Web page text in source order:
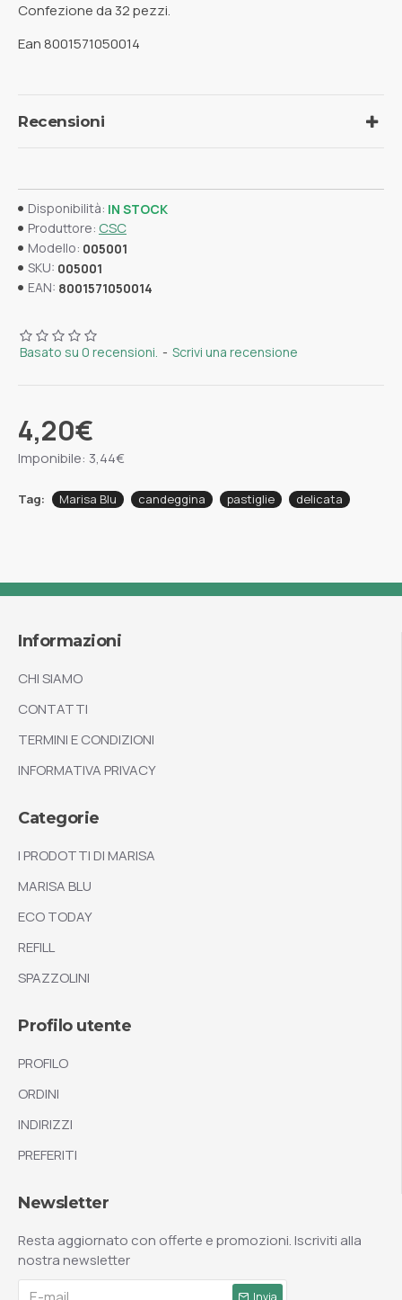
Confezione da 32 pezzi.
Ean 8001571050014
Recensioni
Disponibilità: IN STOCK
Produttore: CSC
Modello: 005001
SKU: 005001
EAN: 8001571050014
Basato su 0 recensioni. - Scrivi una recensione
4,20€
Imponibile: 3,44€
Tag: Marisa Blu candeggina pastiglie delicata
Informazioni
CHI SIAMO
CONTATTI
TERMINI E CONDIZIONI
INFORMATIVA PRIVACY
Categorie
I PRODOTTI DI MARISA
MARISA BLU
ECO TODAY
REFILL
SPAZZOLINI
Profilo utente
PROFILO
ORDINI
INDIRIZZI
PREFERITI
Newsletter
Resta aggiornato con offerte e promozioni. Iscriviti alla
nostra newsletter
Invia